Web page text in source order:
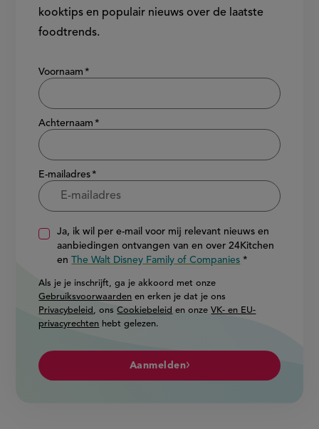
kooktips en populair nieuws over de laatste
foodtrends.
Show/hide
Voornaam
Achternaam
E-mailadres
Ja, ik wil per e-mail voor mij relevant nieuws en
aanbiedingen ontvangen van en over 24Kitchen
enThe Walt Disney Family of Companies
Als je je inschrijft, ga je akkoord met onze
Gebruiksvoorwaarden en erken je dat je ons
Privacybeleid , onsCookiebeleid en onzeVK- en EU-
privacyrechten hebt gelezen.
Aanmelden